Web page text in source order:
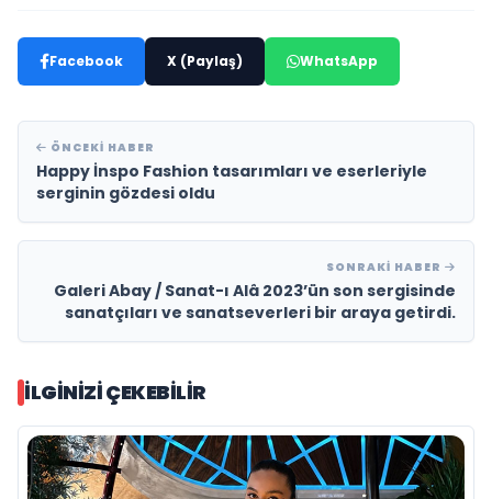
Facebook X (Paylaş) WhatsApp
ÖNCEKI HABER
Happy İnspo Fashion tasarımları ve eserleriyle
serginin gözdesi oldu
SONRAKI HABER
Galeri Abay / Sanat-ı Alâ 2023’ün son sergisinde
sanatçıları ve sanatseverleri bir araya getirdi.
İLGINIZI ÇEKEBILIR